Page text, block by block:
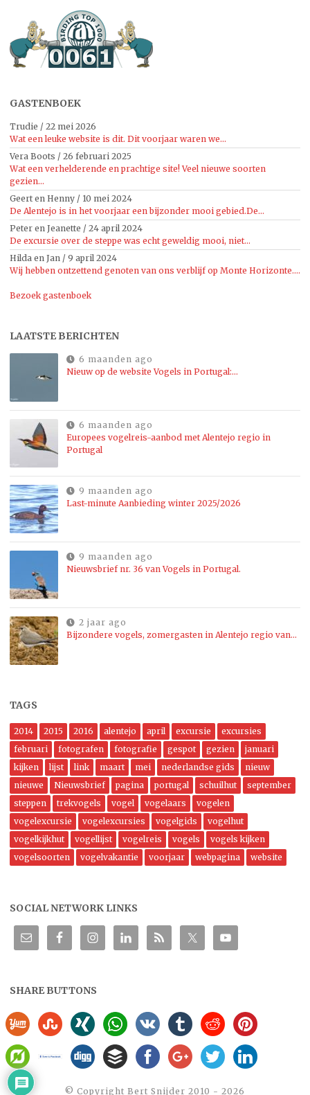
GASTENBOEK
Trudie / 22 mei 2026
Wat een leuke website is dit. Dit voorjaar waren we...
Vera Boots / 26 februari 2025
Wat een verhelderende en prachtige site! Veel nieuwe soorten
gezien...
Geert en Henny / 10 mei 2024
De Alentejo is in het voorjaar een bijzonder mooi gebied.De...
Peter en Jeanette / 24 april 2024
De excursie over de steppe was echt geweldig mooi, niet...
Hilda en Jan / 9 april 2024
Wij hebben ontzettend genoten van ons verblijf op Monte Horizonte....
Bezoek gastenboek
LAATSTE BERICHTEN
6 maanden ago
Nieuw op de website Vogels in Portugal:…
6 maanden ago
Europees vogelreis-aanbod met Alentejo regio in
Portugal
9 maanden ago
Last-minute Aanbieding winter 2025/2026
9 maanden ago
Nieuwsbrief nr. 36 van Vogels in Portugal.
2 jaar ago
Bijzondere vogels, zomergasten in Alentejo regio van…
TAGS
2014 2015 2016 alentejo april excursie
excursies
februari
fotografen fotografie gespot gezien
januari
kijken
lijst link maart mei nederlandse gids
nieuw
nieuwe
Nieuwsbrief pagina portugal schuilhut
september
steppen
trekvogels vogel vogelaars
vogelen
vogelexcursie
vogelexcursies vogelgids
vogelhut
vogelkijkhut
vogellijst vogelreis vogels
vogels kijken
vogelsoorten
vogelvakantie voorjaar webpagina website
SOCIAL NETWORK LINKS
SHARE BUTTONS
©️ Copyright Bert Snijder 2010 - 2026